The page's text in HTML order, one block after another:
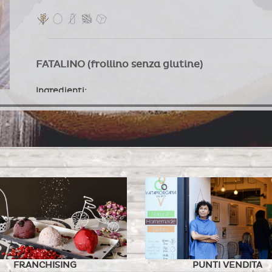
FATALINO (frollino senza glutine)
Ingredienti:
MERINGA
Ingredienti: zucchero, zucchero a velo, albume
MERINGHE VEGAN
FRANCHISING
PUNTI VENDITA